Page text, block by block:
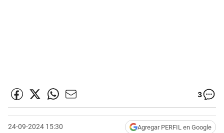
3
24-09-2024 15:30 Agregar PERFIL en Google